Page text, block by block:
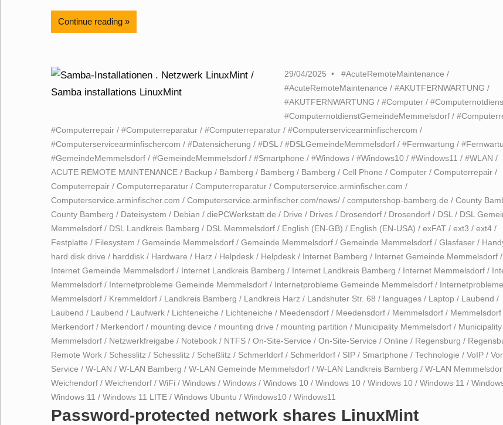
Continue reading
29/04/2025 #AcuteRemoteMaintenance /
#AcuteRemoteMaintenance /#AKUTFERNWARTUNG /
#AKUTFERNWARTUNG /#Computer /
#ComputernotdienstGemeindeMemmelsdorf /
#Computerrepair / #Computerreparatur / #Computerreparatur / #Computerservicearminfischercom /
#Computerservicearminfischercom / #Datensicherung / #DSL / #DSLGemeindeMemmelsdorf / #Fernwartung /
#GemeindeMemmelsdorf / #GemeindeMemmelsdorf / #Smartphone / #Windows / #Windows10 / #Windows11 / #WLAN /
ACUTE REMOTE MAINTENANCE / Backup / Bamberg / Bamberg / Bamberg / Cell Phone / Computer / Computerrepair /
Computerrepair / Computerreparatur / Computerreparatur / Computerservice.arminfischer.com /
Computerservice.arminfischer.com / Computerservice.arminfischer.com/news/ / computershop-bamberg.de / County
County Bamberg / Dateisystem / Debian / diePCWerkstatt.de / Drive / Drives / Drosendorf / Drosendorf / DSL / DSL
Memmelsdorf / DSL Landkreis Bamberg / DSL Memmelsdorf / English (EN-GB) / English (EN-USA) / exFAT / ext3 / ext4 /
Festplatte / Filesystem / Gemeinde Memmelsdorf / Gemeinde Memmelsdorf / Gemeinde Memmelsdorf / Glasfaser /
hard disk drive / harddisk / Hardware / Harz / Helpdesk / Helpdesk / Internet Bamberg / Internet Gemeinde Memmelsdorf /
Internet Gemeinde Memmelsdorf / Internet Landkreis Bamberg / Internet Landkreis Bamberg / Internet Memmelsdorf /
Memmelsdorf / Internetprobleme Gemeinde Memmelsdorf / Internetprobleme Gemeinde Memmelsdorf / Internetprobleme
Memmelsdorf / Kremmeldorf / Landkreis Bamberg / Landkreis Harz / Landshuter Str. 68 / languages / Laptop / Laubend /
Laubend / Laubend / Laufwerk / Lichteneiche / Lichteneiche / Meedensdorf / Meedensdorf / Memmelsdorf / Memmelsdorf
Merkendorf / Merkendorf / mounting device / mounting drive / mounting partition / Municipality Memmelsdorf / Municipality
Memmelsdorf / Netzwerkfreigabe / Notebook / NTFS / On-Site-Service / On-Site-Service / Online / Regensburg /
Remote Work / Schesslitz / Schesslitz / Scheßlitz / Schmerldorf / Schmerldorf / SIP / Smartphone / Technologie / VoIP /
Service / W-LAN / W-LAN Bamberg / W-LAN Gemeinde Memmelsdorf / W-LAN Landkreis Bamberg / W-LAN
Weichendorf / Weichendorf / WiFi / Windows / Windows / Windows 10 / Windows 10 / Windows 10 / Windows 11 /
Windows 11 / Windows 11 LITE / Windows Ubuntu / Windows10 / Windows11
Password-protected network shares LinuxMint